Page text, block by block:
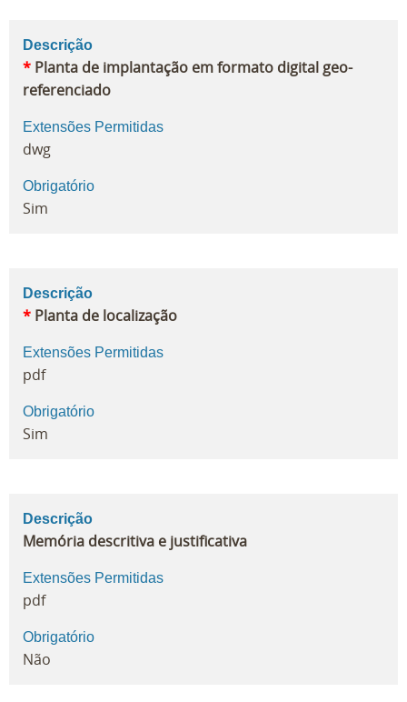
Descrição
* Planta de implantação em formato digital geo-
referenciado
Extensões Permitidas
dwg
Obrigatório
Sim
Descrição
* Planta de localização
Extensões Permitidas
pdf
Obrigatório
Sim
Descrição
Memória descritiva e justificativa
Extensões Permitidas
pdf
Obrigatório
Não